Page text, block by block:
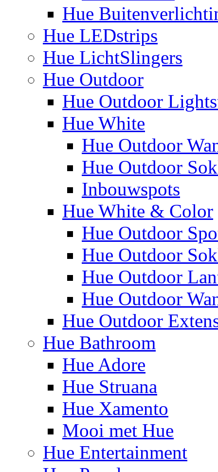
Hue
Hue LEDstrips
Hue LichtSlingers
Hue Outdoor
Hue Outdoor
Hue White
Hue Outdoor
Hue Outdoor
Inbouwspots
Hue White & Color
Hue Outdoor
Hue Outdoor
Hue Outdoor
Hue Outdoor
Hue Outdoor
Hue Bathroom
Hue Adore
Hue Struana
Hue Xamento
Mooi met Hue
Hue Entertainment